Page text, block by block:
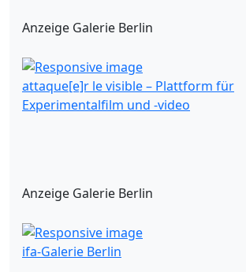
Anzeige Galerie Berlin
attaque[e]r le visible – Plattform für
Experimentalfilm und -video
Anzeige Galerie Berlin
ifa-Galerie Berlin